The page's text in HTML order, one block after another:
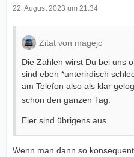
22. August 2023 um 21:34
Zitat von magejo
Die Zahlen wirst Du bei uns
sind eben *unterirdisch
am Telefon also als klar
schon den ganzen Tag.
Eier sind übrigens aus.
Wenn man dann so